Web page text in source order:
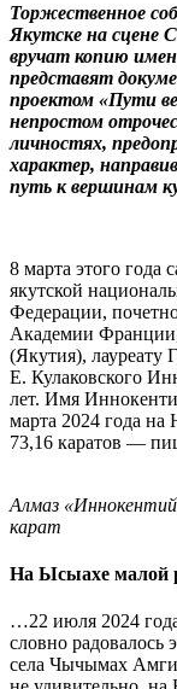
Торжественное
Якутске на сцене
вручат копию
представят
проектом «Пути
непростом
личностях,
характер,
путь к вершинам
8 марта этого года
якутской
Федерации,
Академии
(Якутия),
Е. Кулаковского
лет. Имя
марта 2024 года
73,16 каратов —
Алмаз
карат
На Ысыахе малой
…22 июля 2024
словно
села Чычымах